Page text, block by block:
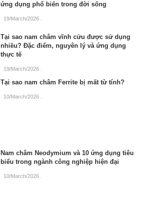
ứng dụng phổ biến trong đời sống
19/March/2026 .
Tại sao nam châm vĩnh cửu được sử dụng
nhiều? Đặc điểm, nguyên lý và ứng dụng
thực tế
19/March/2026 .
Tại sao nam châm Ferrite bị mất từ tính?
10/March/2026 .
Nam châm Neodymium và 10 ứng dụng tiêu
biểu trong ngành công nghiệp hiện đại
10/March/2026